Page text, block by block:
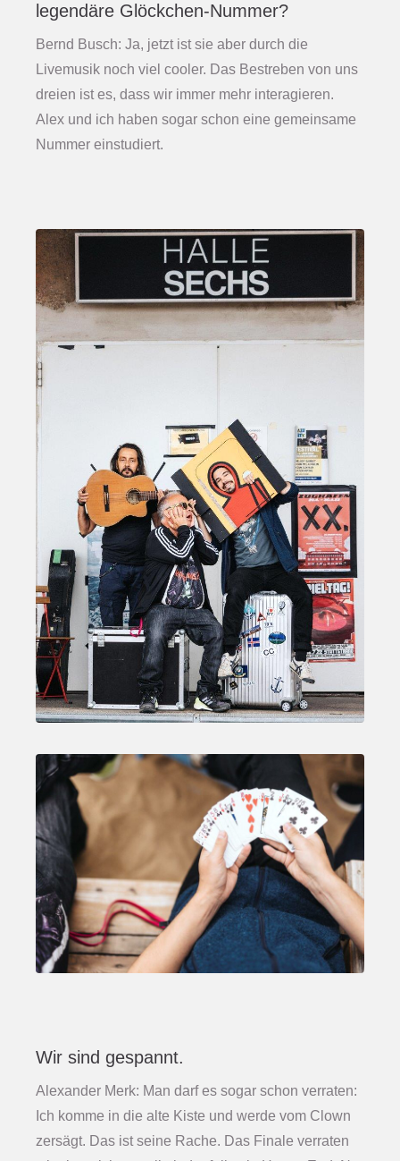
legendäre Glöckchen-Nummer?
Bernd Busch: Ja, jetzt ist sie aber durch die
Livemusik noch viel cooler. Das Bestreben von uns
dreien ist es, dass wir immer mehr interagieren.
Alex und ich haben sogar schon eine gemeinsame
Nummer einstudiert.
Wir sind gespannt.
Alexander Merk: Man darf es sogar schon verraten:
Ich komme in die alte Kiste und werde vom Clown
zersägt. Das ist seine Rache. Das Finale verraten